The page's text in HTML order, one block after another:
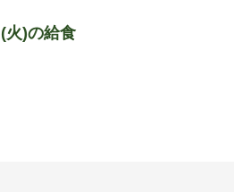
火)の給食